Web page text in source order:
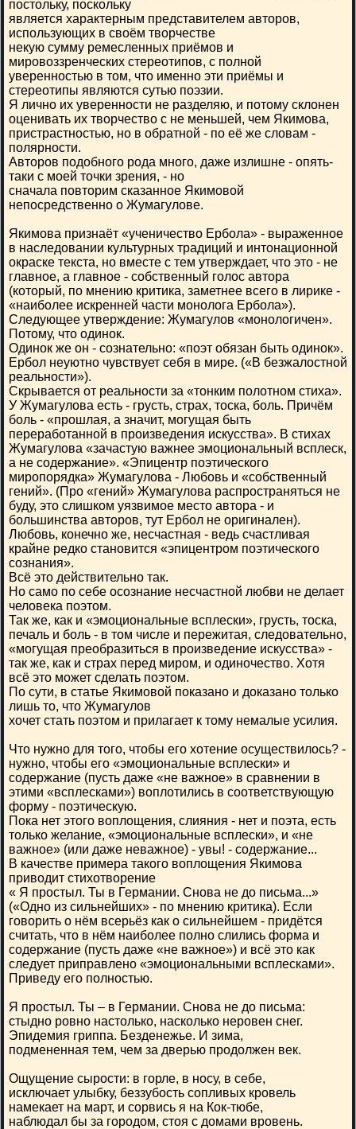
постольку, поскольку
является характерным представителем авторов,
использующих в своём творчестве
некую сумму ремесленных приёмов и
мировоззренческих стереотипов, с полной
уверенностью в том, что именно эти приёмы и
стереотипы являются сутью поэзии.
Я лично их уверенности не разделяю, и потому склонен
оценивать их творчество с не меньшей, чем Якимова,
пристрастностью, но в обратной - по её же словам -
полярности.
Авторов подобного рода много, даже излишне - опять-
таки с моей точки зрения, - но
сначала повторим сказанное Якимовой
непосредственно о Жумагулове.
Якимова признаёт «ученичество Ербола» - выраженное
в наследовании культурных традиций и интонационной
окраске текста, но вместе с тем утверждает, что это - не
главное, а главное - собственный голос автора
(который, по мнению критика, заметнее всего в лирике -
«наиболее искренней части монолога Ербола»).
Следующее утверждение: Жумагулов «монологичен».
Потому, что одинок.
Одинок же он - сознательно: «поэт обязан быть одинок».
Ербол неуютно чувствует себя в мире. («В безжалостной
реальности»).
Скрывается от реальности за «тонким полотном стиха».
У Жумагулова есть - грусть, страх, тоска, боль. Причём
боль - «прошлая, а значит, могущая быть
переработанной в произведения искусства». В стихах
Жумагулова «зачастую важнее эмоциональный всплеск,
а не содержание». «Эпицентр поэтического
миропорядка» Жумагулова - Любовь и «собственный
гений». (Про «гений» Жумагулова распространяться не
буду, это слишком уязвимое место автора - и
большинства авторов, тут Ербол не оригинален).
Любовь, конечно же, несчастная - ведь счастливая
крайне редко становится «эпицентром поэтического
сознания».
Всё это действительно так.
Но само по себе осознание несчастной любви не делает
человека поэтом.
Так же, как и «эмоциональные всплески», грусть, тоска,
печаль и боль - в том числе и пережитая, следовательно,
«могущая преобразиться в произведение искусства» -
так же, как и страх перед миром, и одиночество. Хотя
всё это может сделать поэтом.
По сути, в статье Якимовой показано и доказано только
лишь то, что Жумагулов
хочет стать поэтом и прилагает к тому немалые усилия.
Что нужно для того, чтобы его хотение осуществилось? -
нужно, чтобы его «эмоциональные всплески» и
содержание (пусть даже «не важное» в сравнении в
этими «всплесками») воплотились в соответствующую
форму - поэтическую.
Пока нет этого воплощения, слияния - нет и поэта, есть
только желание, «эмоциональные всплески», и «не
важное» (или даже неважное) - увы! - содержание...
В качестве примера такого воплощения Якимова
приводит стихотворение
« Я простыл. Ты в Германии. Снова не до письма...»
(«Одно из сильнейших» - по мнению критика). Если
говорить о нём всерьёз как о сильнейшем - придётся
считать, что в нём наиболее полно слились форма и
содержание (пусть даже «не важное») и всё это как
следует приправлено «эмоциональными всплесками».
Приведу его полностью.
Я простыл. Ты – в Германии. Снова не до письма:
стыдно ровно настолько, насколько неровен снег.
Эпидемия гриппа. Безденежье. И зима,
подмененная тем, чем за дверью продолжен век.
Ощущение сырости: в горле, в носу, в себе,
исключает улыбку, беззубость сопливых кровель
намекает на март, и сорвись я на Кок-тюбе,
наблюдал бы за городом, стоя с домами вровень.